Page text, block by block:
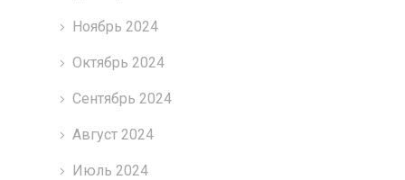
Ноябрь 2024
Октябрь 2024
Сентябрь 2024
Август 2024
Июль 2024